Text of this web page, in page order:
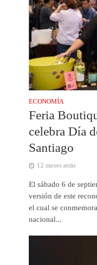
ECONOMÍA
Feria
celebra Día
Santiago
12 meses atrás
El sábado 6 de
versión de este
el cual se
nacional...